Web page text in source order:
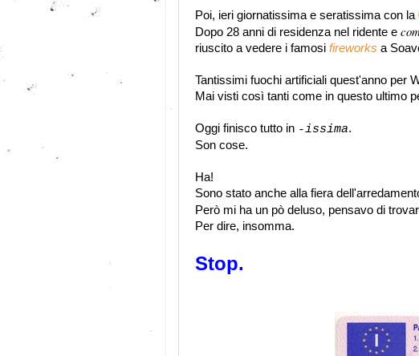
Poi, ieri giornatissima e seratissima con la
Dopo 28 anni di residenza nel ridente e
riuscito a vedere i famosi fireworks a
Tantissimi fuochi artificiali quest'anno per
Mai visti così tanti come in questo ultimo
Oggi finisco tutto in -issima.
Son cose.
Ha!
Sono stato anche alla fiera
Però mi ha un pò deluso, pensavo di
Per dire, insomma.
Stop.